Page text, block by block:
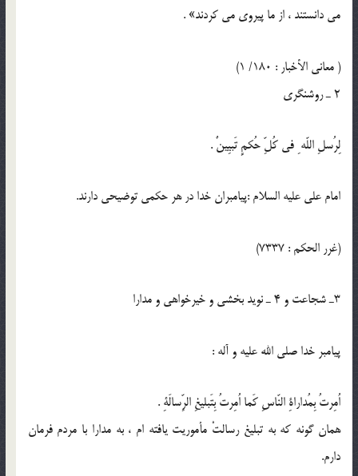
مى دانستند ، از ما پيروى مى كردند» .
( معاني الأخبار : 180/ 1)
2 ـ روشنگرى
لِرُسلِ اللّه ِ في كُلِّ حُكمٍ تَبيِينٌ .
امام على عليه السلام :پيامبران خدا در هر حكمى توضيحى دارند.
(غرر الحكم : 7337)
3ـ شجاعت و 4 ـ نويد بخشى و خيرخواهى و مدارا
پيامبر خدا صلى الله عليه و آله :
اُمِرتُ بِمُداراةِ النّاسِ كَما اُمِرتُ بِتَبليغِ الرِّسالَةِ .
همان گونه كه به تبليغ رسالتْ مأموريت يافته ام ، به مدارا با مردم فرمان
دارم.